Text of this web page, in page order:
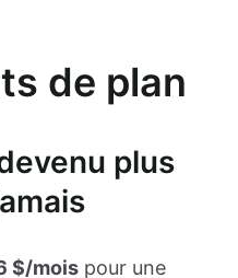
de plan
plus
$/mois pour une